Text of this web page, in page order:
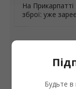
На
зброї: уже
Будьте в